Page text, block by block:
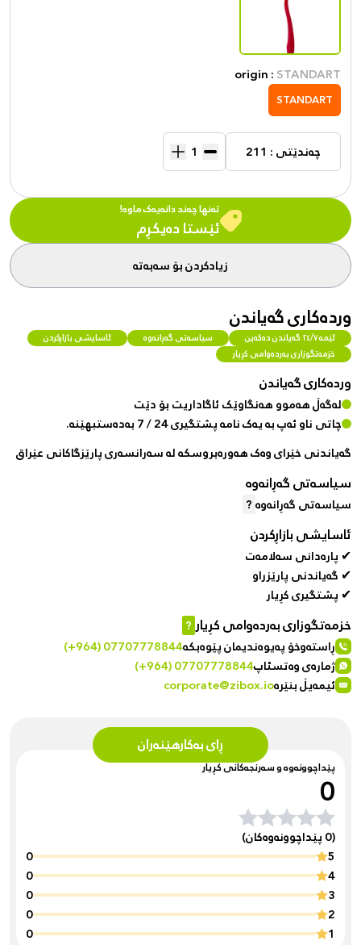
ڕای بەکارهێنەران
پێداچوونەوە و سەرنجەکانی کڕیار
0
(0 پێداچوونەوەکان)
5
0
4
0
3
0
2
0
1
0
origin :STANDART
STANDART
چەندێتی : 211
تەنها چەند دانەیەک ماوە!
ئێستا دەیکڕم
زیادکردن بۆ سەبەتە
وردەکاری گەیاندن
ئێمە ٢٤/٧ گەیاندن دەکەین سیاسەتی گەڕانەوە
ئاسایشی بازاڕکردن
خزمەتگوزاری بەردەوامی کڕیار
وردەکاری گەیاندن
لەگەڵ هەموو هەنگاوێک ئاگاداریت بۆ دێت
چاتی ناو ئەپ بە یەک نامە پشتگیری 24 / 7 بەدەستبهێنە.
گەیاندنی خێرای وەک هەورەبروسکە لە سەرانسەری پارێزگاکانی عێراق
سیاسەتی گەڕانەوە
سیاسەتی گەڕانەوە?
ئاسایشی بازاڕکردن
✔ پارەدانی سەلامەت
✔ گەیاندنی پارێزراو
✔ پشتگیری کڕیار
خزمەتگوزاری بەردەوامی کڕیار?
ڕاستەوخۆ پەیوەندیمان پێوەبکە(+964) 07707778844
ژمارەی وەتسئاپ(+964) 07707778844
ئیمەیڵ بنێرەcorporate@zibox.io